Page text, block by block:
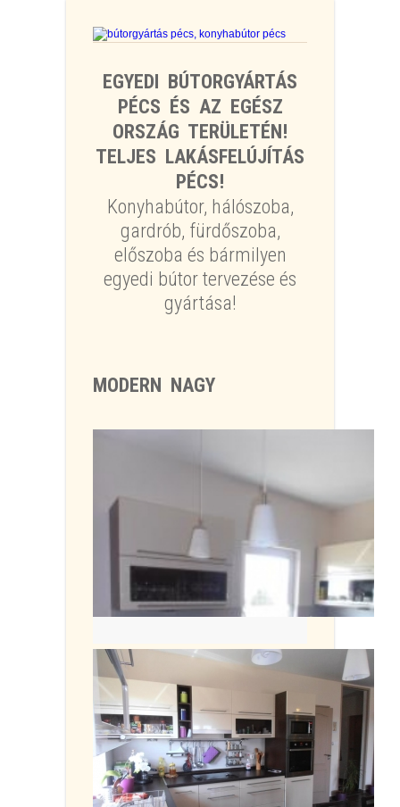
EGYEDI BÚTORGYÁRTÁS
PÉCS ÉS AZ EGÉSZ
ORSZÁG TERÜLETÉN!
TELJES LAKÁSFELÚJÍTÁS
PÉCS!
Konyhabútor, hálószoba,
gardrób, fürdőszoba,
előszoba és bármilyen
egyedi bútor tervezése és
gyártása!
MODERN NAGY